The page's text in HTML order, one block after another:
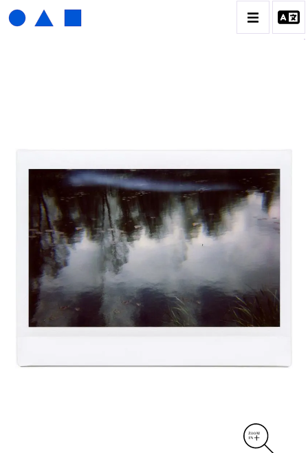
CATALOGUE DES OEUVRES
01_SCULPTURE
02_PHOTOGRAPHIQUE
03_COLLAGES
04_DESSINS
05_MONOTYPE
06_ARCHIVES
CONTACT